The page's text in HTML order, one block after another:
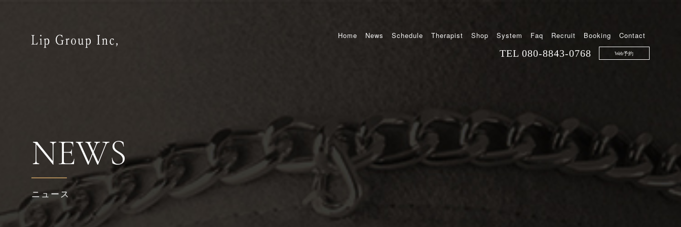
Home News Schedule Therapist Shop System Faq Recruit Booking Contact
TEL 080-8843-0768 Web予約
NEWS
ニュース